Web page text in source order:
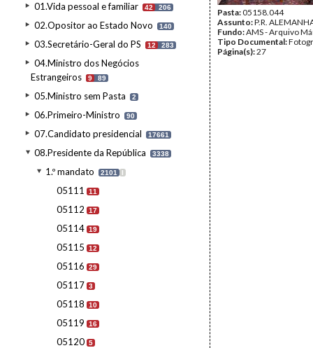
01.Vida pessoal e familiar 42 206
02.Opositor ao Estado Novo 140
03.Secretário-Geral do PS 12 283
04.Ministro dos Negócios
Estrangeiros
9 89
05.Ministro sem Pasta 2
06.Primeiro-Ministro 90
07.Candidato presidencial 17661
08.Presidente da República 3338
1.º mandato 2101 I
05111 11
05112 17
05114 19
05115 12
05116 29
05117 3
05118 10
05119 16
05120 5
Pasta:05158.044
Assunto:P.R.
Fundo:AMS - Arquivo
Tipo Documental:
Página(s):27